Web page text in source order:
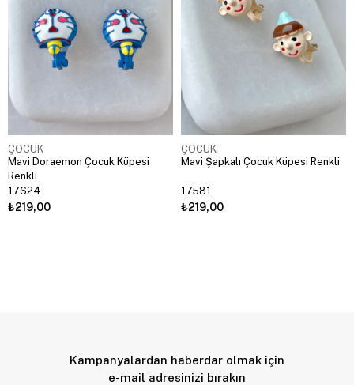
ÇOCUK
Mavi Doraemon Çocuk Küpesi
Renkli
17624
₺219,00
ÇOCUK
Mavi Şapkalı Çocuk Küpesi Renkli
17581
₺219,00
Kampanyalardan haberdar olmak için
e-mail adresinizi bırakın